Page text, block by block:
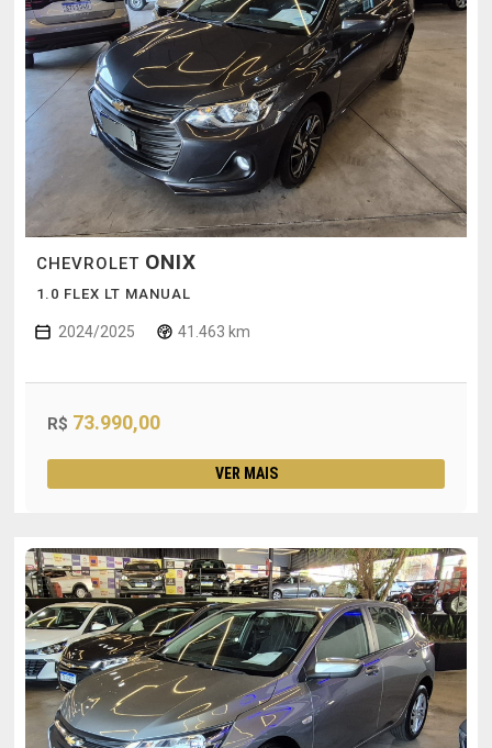
CHEVROLET ONIX
1.0 FLEX LT MANUAL
2024/2025 41.463 km
R$ 73.990,00
VER MAIS